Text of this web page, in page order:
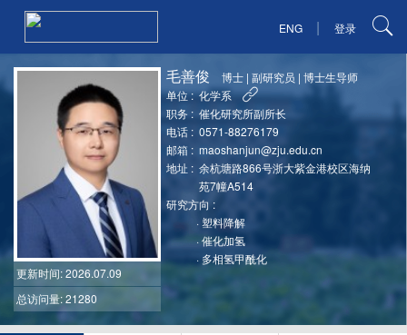
ENG | 登录
更新时间: 2026.07.09
总访问量: 21280
毛善俊 博士 |副研究员 |博士生导师
单位 : 化学系
职务 : 催化研究所副所长
电话 : 0571-88276179
邮箱 : maoshanjun@zju.edu.cn
地址 : 余杭塘路866号浙大紫金港校区海纳
苑7幢A514
研究方向 :
·塑料降解
·催化加氢
· 多相氢甲酰化